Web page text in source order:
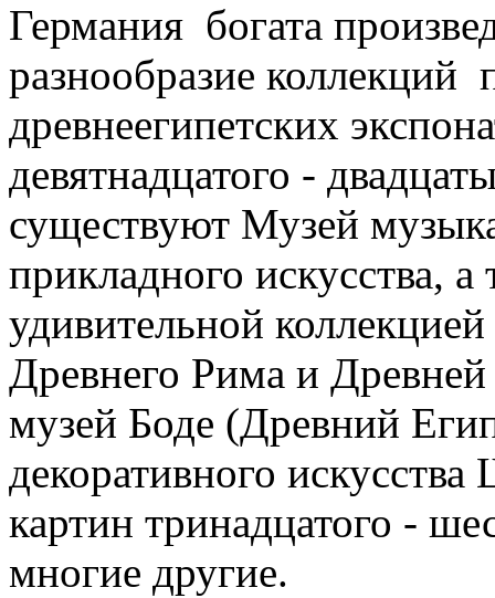
Германия богата
разнообразие коллекций
древнеегипетских
девятнадцатого -
существуют Музей
прикладного искусства,
удивительной
Древнего Рима и
музей Боде (Древний
декоративного
картин тринадцатого -
многие другие.